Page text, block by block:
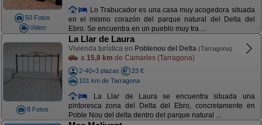
50 Fotos
Video
Lo Trabucador es una casa muy acogedora situada
en el mismo corazón del parque natural del Delta del
Ebro. Se encuentra en un pueblo muy tra ...
8 Fotos
La Llar de Laura
Vivienda turística en Poblenou del Delta (Tarragona)
a 15,8 km de Camarles (Tarragona)
2-40+3 plazas
23 €
101 km de Tarragona
La Llar de Laura se encuentra situada una
pintoresca zona del Delta del Ebro, concretamente en
Poble Nou del delta dentro del parque natural ...